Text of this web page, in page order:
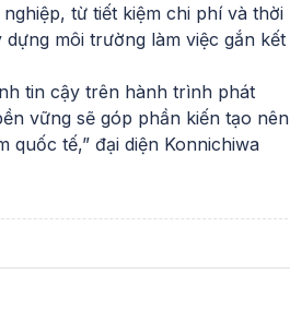
từ tiết kiệm chi phí và thời
môi trường làm việc gắn kết
tin cậy trên hành trình phát
vững sẽ góp phần kiến tạo nên
quốc tế,” đại diện Konnichiwa